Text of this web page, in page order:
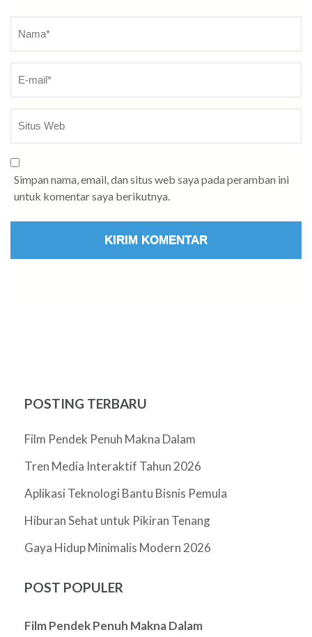
Simpan nama, email, dan situs web saya pada peramban ini
untuk komentar saya berikutnya.
POSTING TERBARU
Film Pendek Penuh Makna Dalam
Tren Media Interaktif Tahun 2026
Aplikasi Teknologi Bantu Bisnis Pemula
Hiburan Sehat untuk Pikiran Tenang
Gaya Hidup Minimalis Modern 2026
POST POPULER
Film Pendek Penuh Makna Dalam